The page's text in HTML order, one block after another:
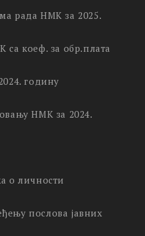
рада НМК за 2025.
коеф. за обр.плата
годину
НМК за 2024.
о личности
послова јавних